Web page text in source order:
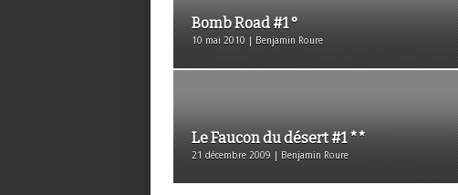
Bomb Road #1 °
10 mai 2010 | Benjamin Roure
Le Faucon du désert #1 **
21 décembre 2009 | Benjamin Roure